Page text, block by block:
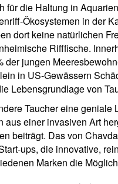
für die Haltung in
Ökosystemen in der
dort keine natürlichen
Rifffische.
der jungen
in US-Gewässern
Lebensgrundlage von
Taucher eine
aus einer invasiven Art
beiträgt. Das von
ups, die innovative,
Marken die